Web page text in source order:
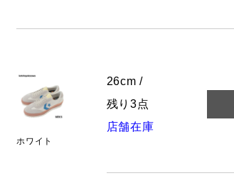
ホワイト
26cm /
残り3点
店舗在庫